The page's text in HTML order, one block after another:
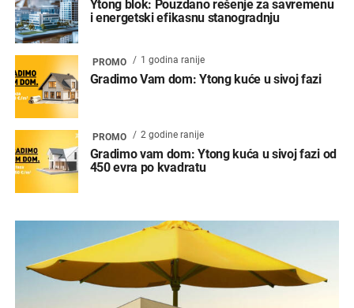
Ytong blok: Pouzdano rešenje za savremenu
i energetski efikasnu stanogradnju
PROMO 1 godina ranije
Gradimo Vam dom: Ytong kuće u sivoj fazi
PROMO 2 godine ranije
Gradimo vam dom: Ytong kuća u sivoj fazi od
450 evra po kvadratu